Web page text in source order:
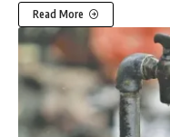
Read More